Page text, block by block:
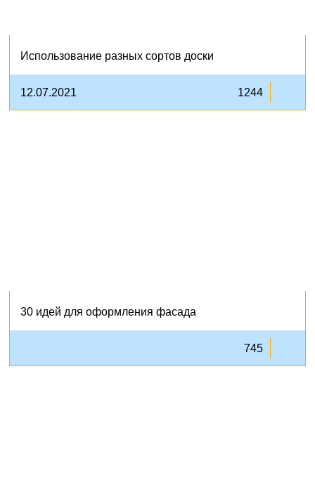
Использование разных сортов доски
12.07.2021 1244
30 идей для оформления фасада
745